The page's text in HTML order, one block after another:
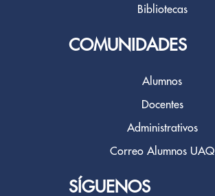
Bibliotecas
COMUNIDADES
Alumnos
Docentes
Administrativos
Correo Alumnos UAQ
SÍGUENOS